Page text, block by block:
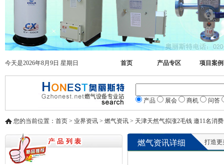
今天是2026年8月9日 星期日 首页 产品专区 项目案例
产品 展会 商机 问答
您的当前位置：首页 > 业界资讯 > 燃气资讯 > 天津天然气拟涨2毛钱 邀11名消
燃气资讯详细 打造更美